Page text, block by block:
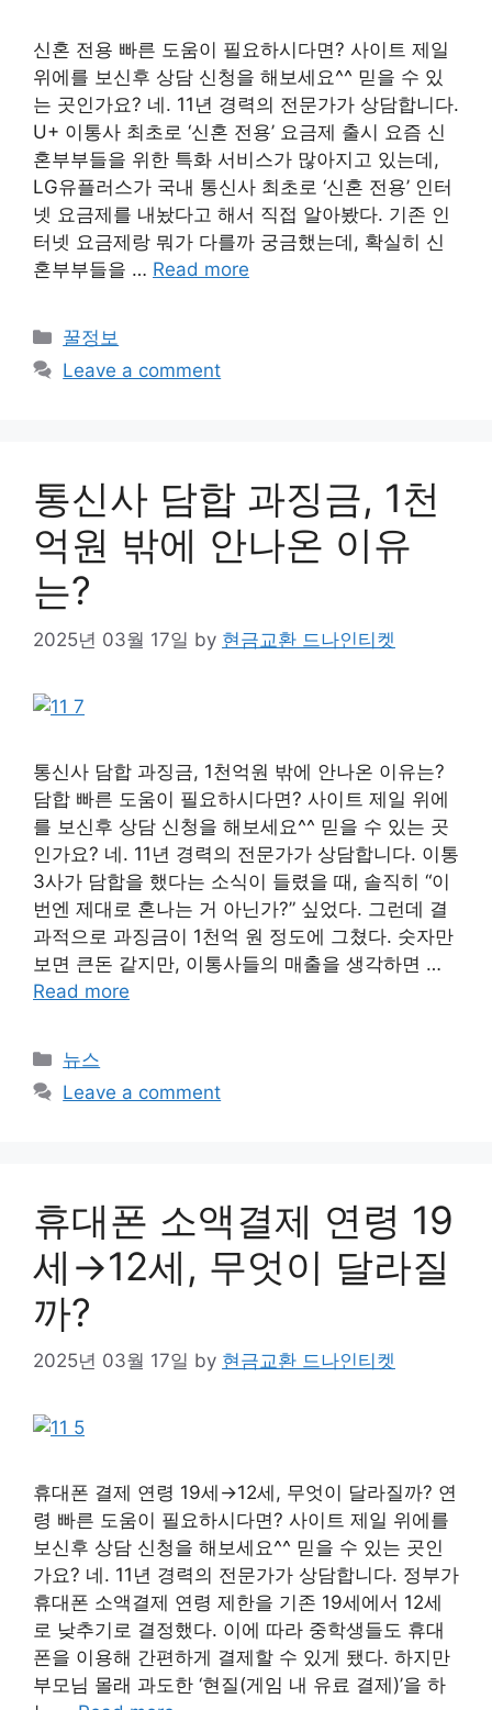
신혼 전용 빠른 도움이 필요하시다면? 사이트 제일
위에를 보신후 상담 신청을 해보세요^^ 믿을 수 있
는 곳인가요? 네. 11년 경력의 전문가가 상담합니다.
U+ 이통사 최초로 ‘신혼 전용’ 요금제 출시 요즘 신
혼부부들을 위한 특화 서비스가 많아지고 있는데,
LG유플러스가 국내 통신사 최초로 ‘신혼 전용’ 인터
넷 요금제를 내놨다고 해서 직접 알아봤다. 기존 인
터넷 요금제랑 뭐가 다를까 궁금했는데, 확실히 신
혼부부들을 … Read more
Categories
꿀정보
Leave a comment
통신사 담합 과징금, 1천
억원 밖에 안나온 이유
는?
2025년 03월 17일 by 현금교환 드나인티켓
통신사 담합 과징금, 1천억원 밖에 안나온 이유는?
담합 빠른 도움이 필요하시다면? 사이트 제일 위에
를 보신후 상담 신청을 해보세요^^ 믿을 수 있는 곳
인가요? 네. 11년 경력의 전문가가 상담합니다. 이통
3사가 담합을 했다는 소식이 들렸을 때, 솔직히 “이
번엔 제대로 혼나는 거 아닌가?” 싶었다. 그런데 결
과적으로 과징금이 1천억 원 정도에 그쳤다. 숫자만
보면 큰돈 같지만, 이통사들의 매출을 생각하면 …
Read more
Categories
뉴스
Leave a comment
휴대폰 소액결제 연령 19
세→12세, 무엇이 달라질
까?
2025년 03월 17일 by 현금교환 드나인티켓
휴대폰 결제 연령 19세→12세, 무엇이 달라질까? 연
령 빠른 도움이 필요하시다면? 사이트 제일 위에를
보신후 상담 신청을 해보세요^^ 믿을 수 있는 곳인
가요? 네. 11년 경력의 전문가가 상담합니다. 정부가
휴대폰 소액결제 연령 제한을 기존 19세에서 12세
로 낮추기로 결정했다. 이에 따라 중학생들도 휴대
폰을 이용해 간편하게 결제할 수 있게 됐다. 하지만
부모님 몰래 과도한 ‘현질(게임 내 유료 결제)’을 하